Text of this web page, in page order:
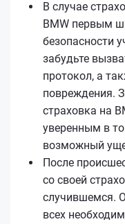
В случае
BMW первым
безопасности
забудьте
протокол, а
повреждения.
страховка на
уверенным в
возможный
После
со своей
случившемся.
всех